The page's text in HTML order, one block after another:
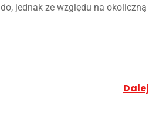
jednak ze względu na okoliczną
Dalej